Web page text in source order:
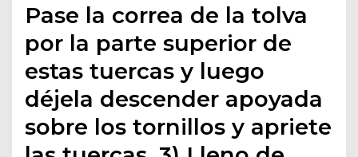
Pase la correa de la tolva
por la parte superior de
estas tuercas y luego
déjela descender apoyada
sobre los tornillos y apriete